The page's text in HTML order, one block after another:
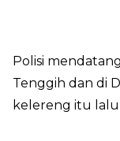
Polisi
Tenggih dan di
kelereng itu lalu